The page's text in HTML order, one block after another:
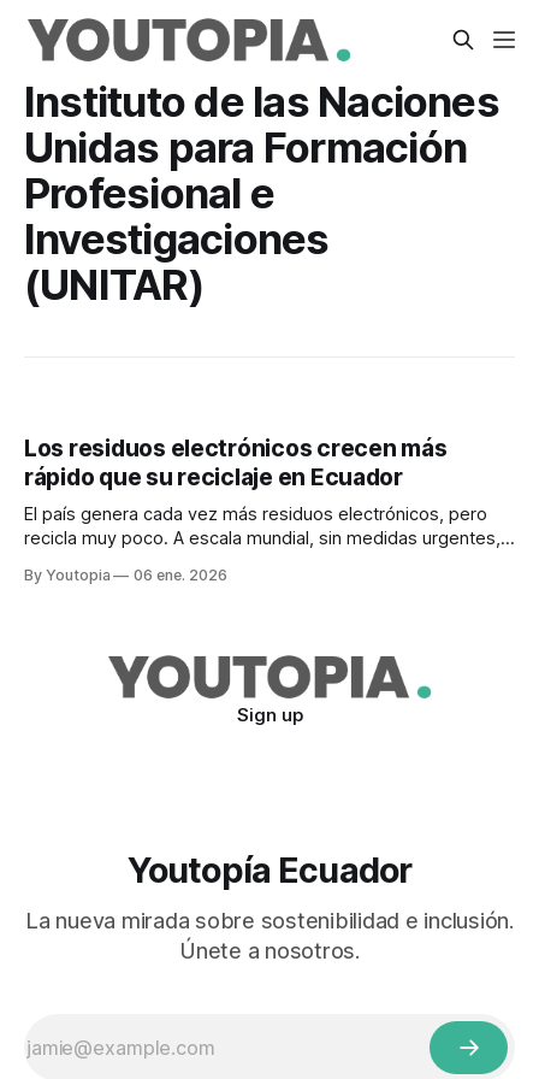
Instituto de las Naciones
Unidas para Formación
Profesional e
Investigaciones
(UNITAR)
Los residuos electrónicos crecen más
rápido que su reciclaje en Ecuador
El país genera cada vez más residuos electrónicos, pero
recicla muy poco. A escala mundial, sin medidas urgentes,
By Youtopia 06 ene. 2026
Sign up
Youtopía Ecuador
La nueva mirada sobre sostenibilidad e inclusión.
Únete a nosotros.